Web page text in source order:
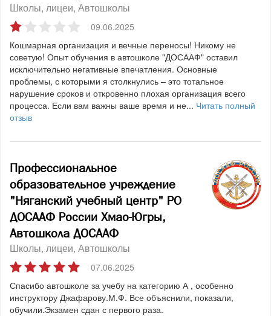
Школы, лицеи Автошколы
09.06.2025
Кошмарная организация и вечные переносы! Никому не
советую! Опыт обучения в автошколе "ДОСААФ" оставил
исключительно негативные впечатления. Основные
проблемы, с которыми я столкнулись – это тотальное
нарушение сроков и откровенно плохая организация всего
процесса. Если вам важны ваше время и не... Читать полный
отзыв
Профессиональное
образовательное учреждение
"Няганский учебный центр" РО
ДОСААФ России Хмао-Югры,
Автошкола ДОСААФ
Школы, лицеи Автошколы
07.06.2025
Спасибо автошколе за учебу на категорию А , особенно
инструктору Джафарову.М.Ф. Все объяснили, показали,
обучили.Экзамен сдан с первого раза.